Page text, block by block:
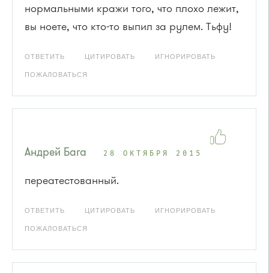
нормальными кражи того, что плохо лежит,
вы ноете, что кто-то выпил за рулем. Тьфу!
ОТВЕТИТЬ ЦИТИРОВАТЬ ИГНОРИРОВАТЬ
ПОЖАЛОВАТЬСЯ
Андрей Бага 28 ОКТЯБРЯ 2015
переатестованный.
ОТВЕТИТЬ ЦИТИРОВАТЬ ИГНОРИРОВАТЬ
ПОЖАЛОВАТЬСЯ